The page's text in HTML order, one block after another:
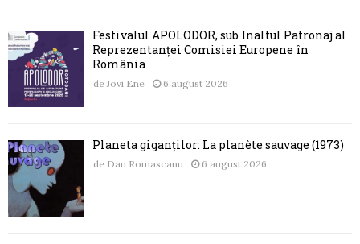
Festivalul APOLODOR, sub Înaltul Patronaj al
Reprezentanței Comisiei Europene în
România
de Jovi Ene 6 august 2026
Planeta giganților: La planète sauvage (1973)
de Dan Romascanu 6 august 2026